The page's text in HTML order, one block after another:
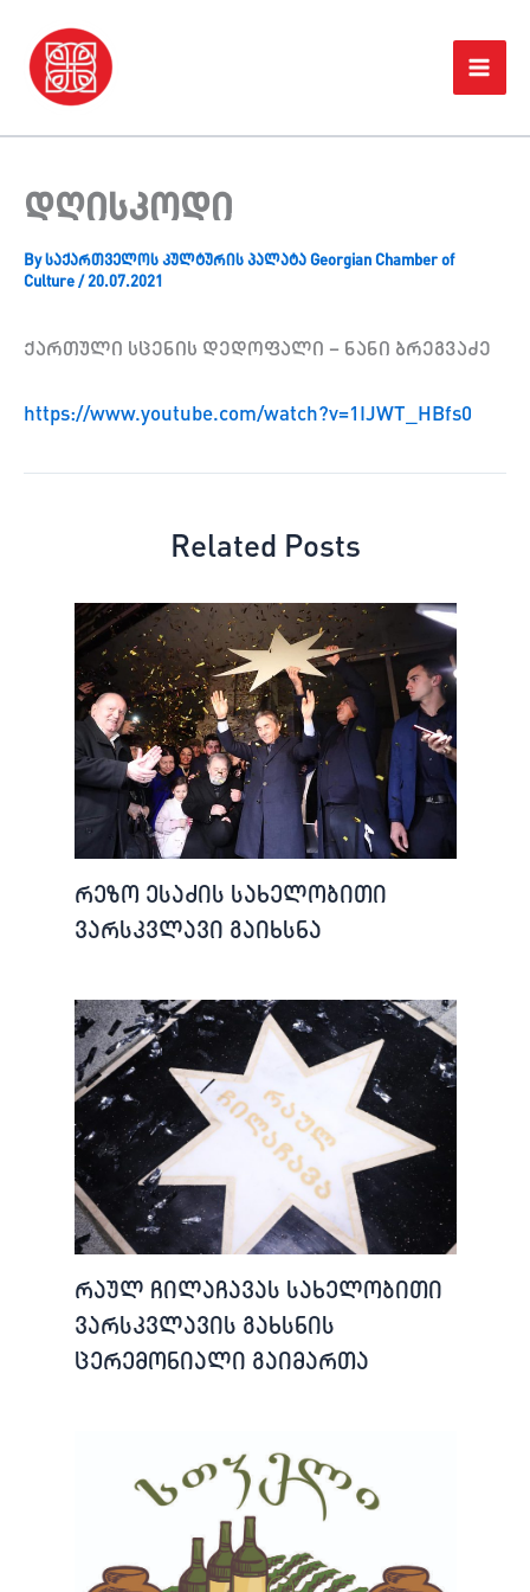
content
Home
დღისკოდი
Byსაქართველოს კულტურის პალატა Georgian Chamber of
Culture / 20.07.2021
ქართული სცენის დედოფალი – ნანი ბრეგვაძე
https://www.youtube.com/watch?v=1IJWT_HBfs0
Related Posts
რეზო ესაძის სახელობითი
ვარსკვლავი გაიხსნა
რაულ ჩილაჩავას სახელობითი
ვარსკვლავის გახსნის
ცერემონიალი გაიმართა